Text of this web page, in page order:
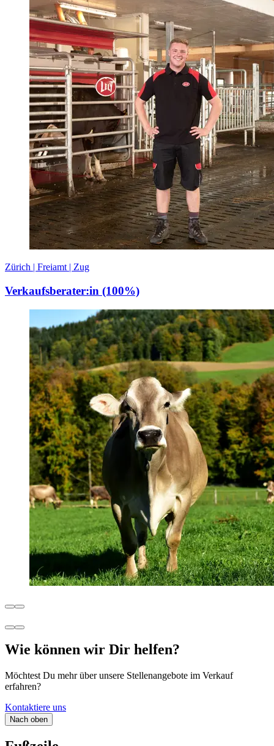
Zürich | Freiamt | Zug
Verkaufsberater:in (100%)
Wie können wir Dir helfen?
Möchtest Du mehr über unsere Stellenangebote im Verkauf
erfahren?
Kontaktiere uns
Nach oben